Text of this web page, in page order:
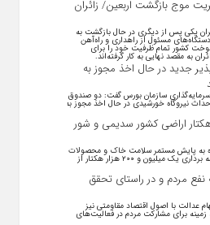
موج بازگشت اربعین/ زائران
یکی پس از دیگری در حال بازگشت به
مسئول از راهداری و راه‌آهن
کشور تمام ظرفیت خود را برای
به مقصد نهایی به کار گرفته‌اند.
جدید در حال اخذ مجوز به
سازمان بورس گفت: دو صندوق
نیروگاه خورشیدی در حال اخذ مجوز به
و ۲۰۰ هزار هکتار اراضی کشور سدیمی و شور
به پایش مستمر سلامت خاک و محصولات
کشاورزی گفت: براساس نتایج نقشه برداری یک میلیون و ۲۰۰ هزار هکتار از
نفع مردم و در راستای تحقق
عدالت با اصول اقتصاد مقاومتی نیز
زمینه برای مشارکت مردم در فعالیت‌های